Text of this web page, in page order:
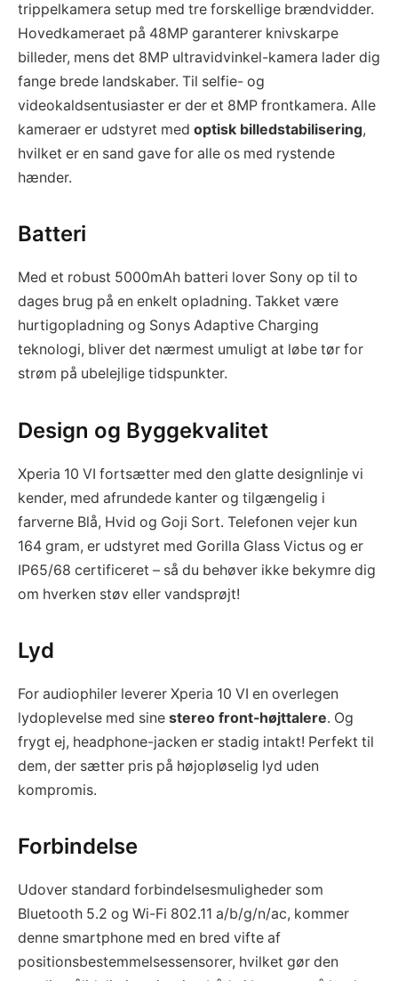
trippelkamera setup med tre forskellige brændvidder.
Hovedkameraet på 48MP garanterer knivskarpe
billeder, mens det 8MP ultravidvinkel-kamera lader dig
fange brede landskaber. Til selfie- og
videokaldsentusiaster er der et 8MP frontkamera. Alle
kameraer er udstyret med optisk billedstabilisering,
hvilket er en sand gave for alle os med rystende
hænder.
Batteri
Med et robust 5000mAh batteri lover Sony op til to
dages brug på en enkelt opladning. Takket være
hurtigopladning og Sonys Adaptive Charging
teknologi, bliver det nærmest umuligt at løbe tør for
strøm på ubelejlige tidspunkter.
Design og Byggekvalitet
Xperia 10 VI fortsætter med den glatte designlinje vi
kender, med afrundede kanter og tilgængelig i
farverne Blå, Hvid og Goji Sort. Telefonen vejer kun
164 gram, er udstyret med Gorilla Glass Victus og er
IP65/68 certificeret – så du behøver ikke bekymre dig
om hverken støv eller vandsprøjt!
Lyd
For audiophiler leverer Xperia 10 VI en overlegen
lydoplevelse med sine stereo front-højttalere. Og
frygt ej, headphone-jacken er stadig intakt! Perfekt til
dem, der sætter pris på højopløselig lyd uden
kompromis.
Forbindelse
Udover standard forbindelsesmuligheder som
Bluetooth 5.2 og Wi-Fi 802.11 a/b/g/n/ac, kommer
denne smartphone med en bred vifte af
positionsbestemmelsessensorer, hvilket gør den